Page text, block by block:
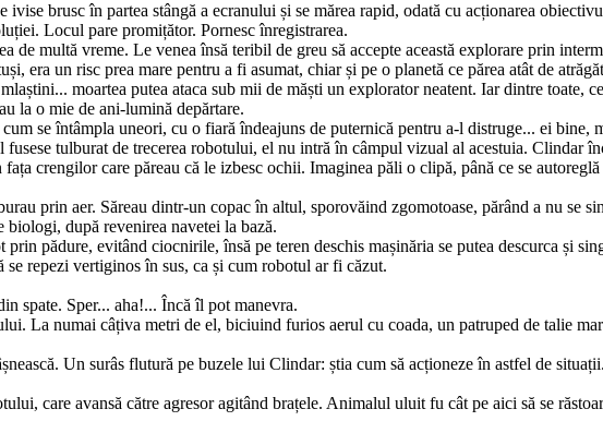
brusc în partea stângă a ecranului și se mărea rapid, odată cu acționarea
Locul pare promițător. Pornesc înregistrarea.
de multă vreme. Le venea însă teribil de greu să accepte această explorare prin
era un risc prea mare pen­tru a fi asumat, chiar și pe o planetă ce părea atât de
moartea putea ataca sub mii de măști un explorator neatent. Iar dintre toate,
la o mie de ani-lumină depărtare.
se întâmpla uneori, cu o fiară îndeajuns de pu­ternică pentru a-l distruge... ei bine,
tulburat de trecerea robotului, el nu intră în câmpul vizual al acestuia. Clindar
crengilor care păreau că le izbesc ochii. Imaginea păli o clipă, până ce se
prin aer. Săreau dintr-un copac în altul, spo­rovăind zgomotoase, părând a nu se
biologi, după revenirea navetei la bază.
pădure, evitând ciocnirile, însă pe teren des­chis mașinăria se putea descurca și
repezi vertiginos în sus, ca și cum robotul ar fi căzut.
spate. Sper... aha!... Încă îl pot manevra.
La numai câțiva metri de el, biciuind furios aerul cu coada, un patruped de talie
Un surâs flutură pe buzele lui Clindar: știa cum să acționeze în astfel de
care avansă către agresor agitând brațele. Animalul uluit fu cât pe aici să se